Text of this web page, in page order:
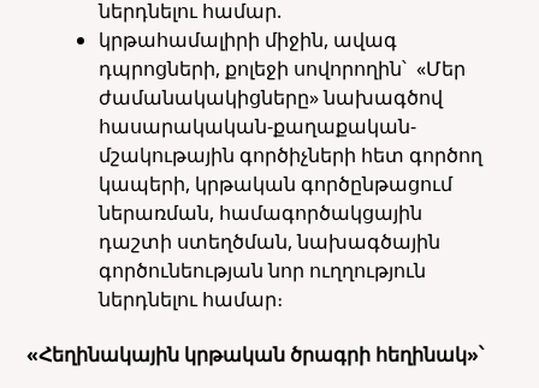
ներդնելու համար.
կրթահամալիրի միջին, ավագ
դպրոցների, քոլեջի սովորողին՝ «Մեր
ժամանակակիցները» նախագծով
հասարակական-քաղաքական-
մշակութային գործիչների հետ գործող
կապերի, կրթական գործընթացում
ներառման, համագործակցային
դաշտի ստեղծման, նախագծային
գործունեության նոր ուղղություն
ներդնելու համար։
«Հեղինակային կրթական ծրագրի հեղինակ»՝